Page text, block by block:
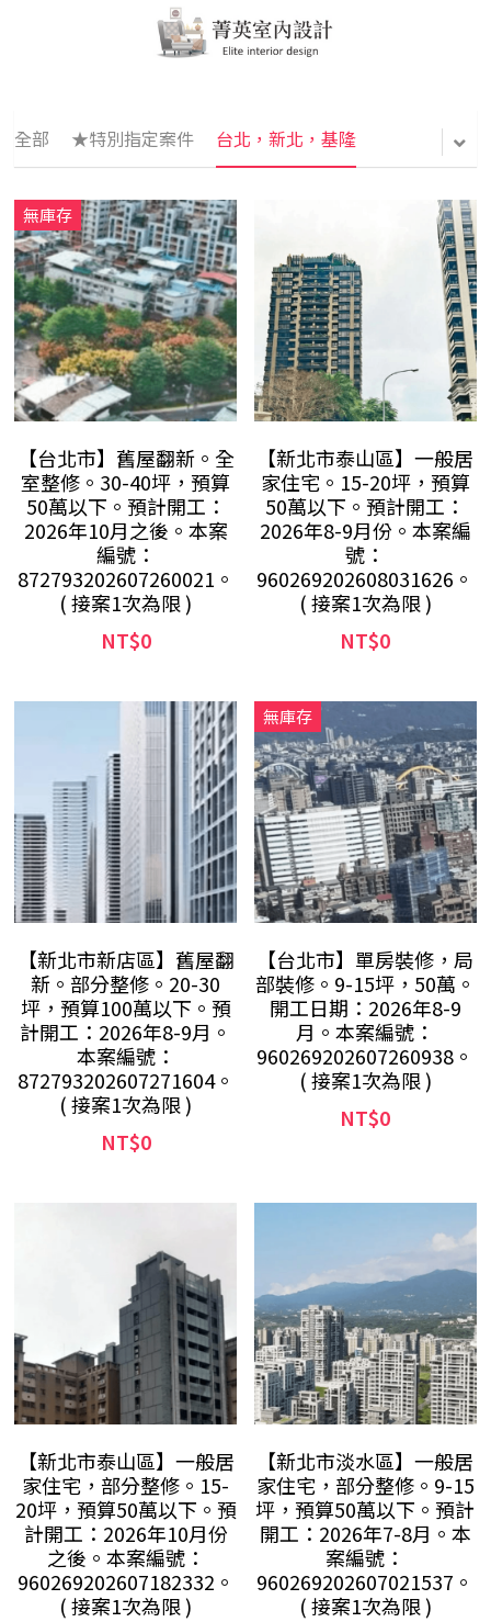
全部 ★特別指定案件 台北，新北，基隆
無庫存
【台北市】舊屋翻新。全
室整修。30-40坪，預算
50萬以下。預計開工：
2026年10月之後。本案
編號：
872793202607260021。
( 接案1次為限 )
NT$0
【新北市泰山區】一般居
家住宅。15-20坪，預算
50萬以下。預計開工：
2026年8-9月份。本案編
號：
960269202608031626。
( 接案1次為限 )
NT$0
【新北市新店區】舊屋翻
新。部分整修。20-30
坪，預算100萬以下。預
計開工：2026年8-9月。
本案編號：
872793202607271604。
( 接案1次為限 )
NT$0
無庫存
【台北市】單房裝修，局
部裝修。9-15坪，50萬。
開工日期：2026年8-9
月。本案編號：
960269202607260938。
( 接案1次為限 )
NT$0
【新北市泰山區】一般居
家住宅，部分整修。15-
20坪，預算50萬以下。預
計開工：2026年10月份
之後。本案編號：
960269202607182332。
( 接案1次為限 )
【新北市淡水區】一般居
家住宅，部分整修。9-15
坪，預算50萬以下。預計
開工：2026年7-8月。本
案編號：
960269202607021537。
( 接案1次為限 )